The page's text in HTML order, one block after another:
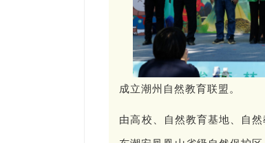
成立潮州自然教育联盟。
由高校、自然教育基地、自